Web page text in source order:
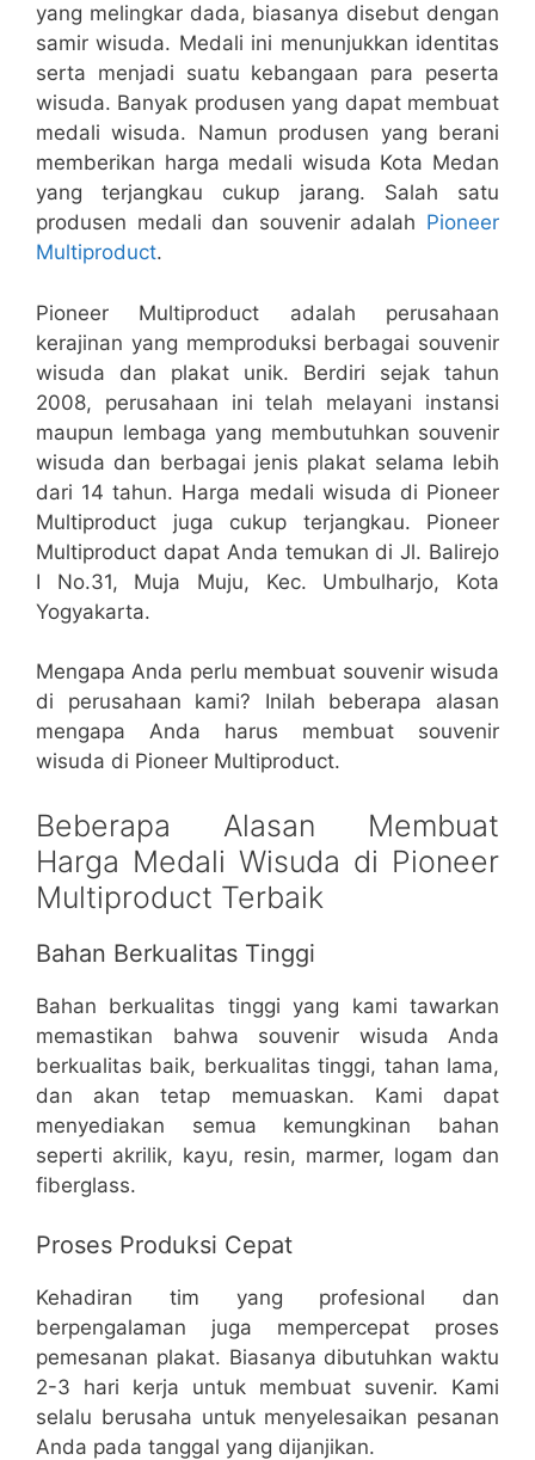
yang melingkar dada, biasanya disebut dengan
samir wisuda. Medali ini menunjukkan identitas
serta menjadi suatu kebangaan para peserta
wisuda. Banyak produsen yang dapat membuat
medali wisuda. Namun produsen yang berani
memberikan harga medali wisuda Kota Medan
yang terjangkau cukup jarang. Salah satu
produsen medali dan souvenir adalah Pioneer
Multiproduct.
Pioneer Multiproduct adalah perusahaan
kerajinan yang memproduksi berbagai souvenir
wisuda dan plakat unik. Berdiri sejak tahun
2008, perusahaan ini telah melayani instansi
maupun lembaga yang membutuhkan souvenir
wisuda dan berbagai jenis plakat selama lebih
dari 14 tahun. Harga medali wisuda di Pioneer
Multiproduct juga cukup terjangkau. Pioneer
Multiproduct dapat Anda temukan di Jl. Balirejo
I No.31, Muja Muju, Kec. Umbulharjo, Kota
Yogyakarta.
Mengapa Anda perlu membuat souvenir wisuda
di perusahaan kami? Inilah beberapa alasan
mengapa Anda harus membuat souvenir
wisuda di Pioneer Multiproduct.
Beberapa Alasan Membuat
Harga Medali Wisuda di Pioneer
Multiproduct Terbaik
Bahan Berkualitas Tinggi
Bahan berkualitas tinggi yang kami tawarkan
memastikan bahwa souvenir wisuda Anda
berkualitas baik, berkualitas tinggi, tahan lama,
dan akan tetap memuaskan. Kami dapat
menyediakan semua kemungkinan bahan
seperti akrilik, kayu, resin, marmer, logam dan
fiberglass.
Proses Produksi Cepat
Kehadiran tim yang profesional dan
berpengalaman juga mempercepat proses
pemesanan plakat. Biasanya dibutuhkan waktu
2-3 hari kerja untuk membuat suvenir. Kami
selalu berusaha untuk menyelesaikan pesanan
Anda pada tanggal yang dijanjikan.